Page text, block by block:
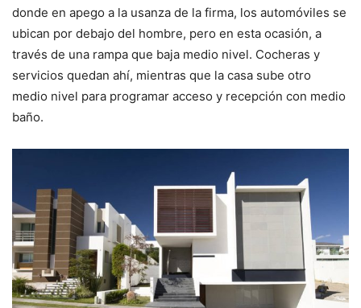
donde en apego a la usanza de la firma, los automóviles se
ubican por debajo del hombre, pero en esta ocasión, a
través de una rampa que baja medio nivel. Cocheras y
servicios quedan ahí, mientras que la casa sube otro
medio nivel para programar acceso y recepción con medio
baño.